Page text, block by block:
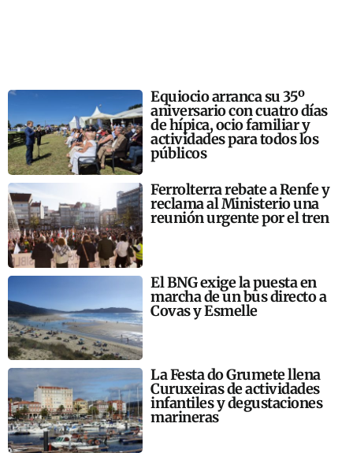
Equiocio arranca su 35º
aniversario con cuatro días
de hípica, ocio familiar y
actividades para todos los
públicos
Ferrolterra rebate a Renfe y
reclama al Ministerio una
reunión urgente por el tren
El BNG exige la puesta en
marcha de un bus directo a
Covas y Esmelle
La Festa do Grumete llena
Curuxeiras de actividades
infantiles y degustaciones
marineras